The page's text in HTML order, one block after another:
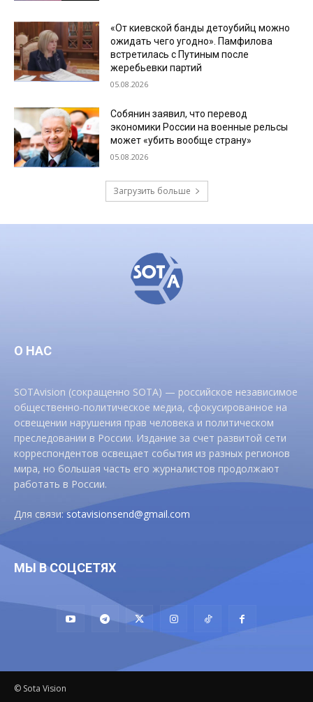
«От киевской банды детоубийц можно
ожидать чего угодно». Памфилова
встретилась с Путиным после
жеребьевки партий
05.08.2026
Собянин заявил, что перевод
экономики России на военные рельсы
может «убить вообще страну»
05.08.2026
Загрузить больше
О НАС
SOTAvision (сокращенно SOTA) — российское независимое
общественно-политическое медиа, сфокусированное на
освещении нарушения прав человека и политическом
преследовании в России. Издание за счет развитой сети
корреспондентов освещает события из разных регионов
мира, но большая часть его журналистов продолжают
работать в России.
Для связи:sotavisionsend@gmail.com
МЫ В СОЦСЕТЯХ
© Sota Vision